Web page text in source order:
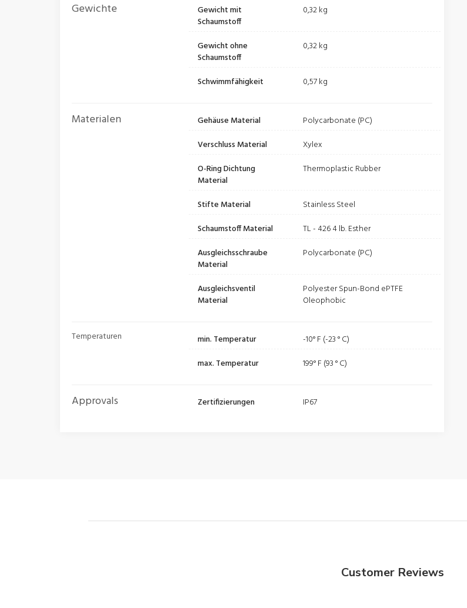
Gewichte
Gewicht mit
Schaumstoff
0,32 kg
Gewicht ohne
Schaumstoff
0,32 kg
Schwimmfähigkeit 0,57 kg
Materialen Gehäuse Material
Polycarbonate (PC)
Verschluss Material
Xylex
O-Ring Dichtung
Material
Thermoplastic Rubber
Stifte Material
Stainless Steel
Schaumstoff Material
TL - 426 4 lb. Esther
Ausgleichsschraube
Material
Polycarbonate (PC)
Ausgleichsventil
Material
Polyester Spun-Bond ePTFE
Oleophobic
Temperaturen min. Temperatur
-10° F (-23 ° C)
max. Temperatur
199° F (93 ° C)
Approvals Zertifizierungen IP67
Customer Reviews